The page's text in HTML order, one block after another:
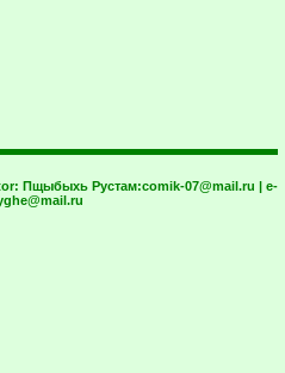
Пщыбыхь Рустам:comik-07@mail.ru | e-